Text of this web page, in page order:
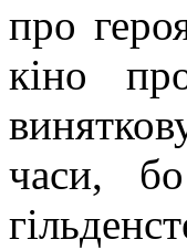
про
кіно
часи,